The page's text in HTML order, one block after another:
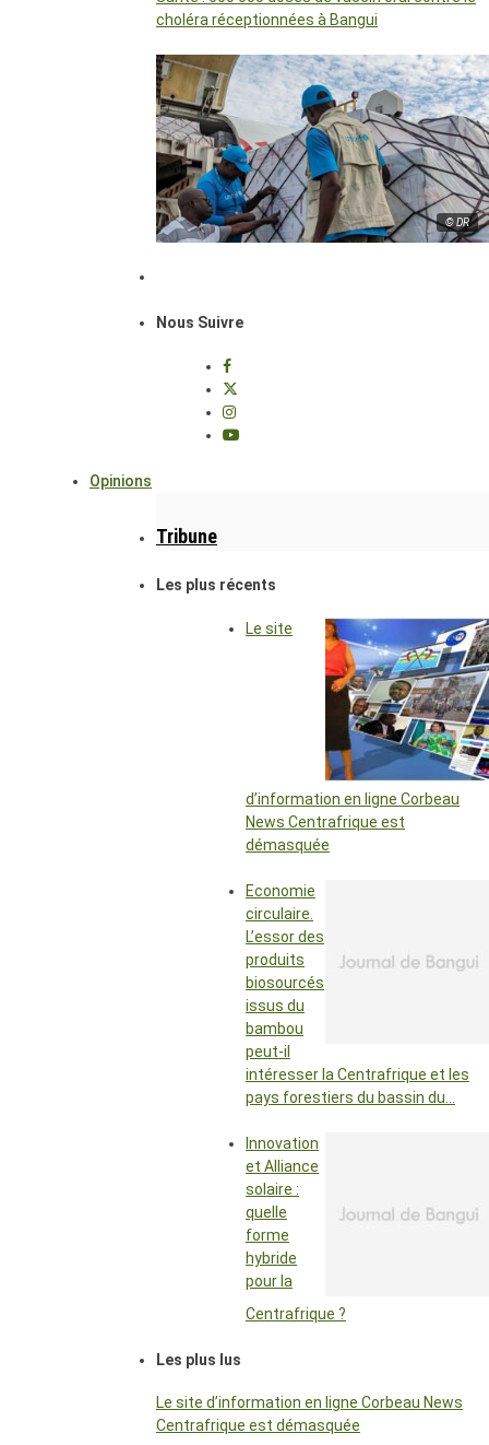
choléra réceptionnées à Bangui
© DR
Nous Suivre
Opinions
Tribune
Les plus récents
Le site
d’information en ligne Corbeau
News Centrafrique est
démasquée
Economie
circulaire.
L’essor des
produits
biosourcés
issus du
bambou
peut-il
intéresser la Centrafrique et les
pays forestiers du bassin du…
Innovation
et Alliance
solaire :
quelle
forme
hybride
pour la
Centrafrique ?
Les plus lus
Le site d’information en ligne Corbeau News
Centrafrique est démasquée